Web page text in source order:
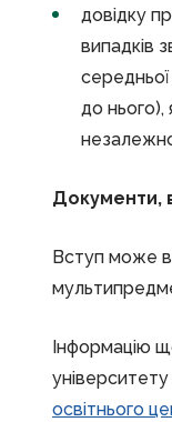
довідку
випадків
до нього),
Документи,
Вступ може
Інформацію
освітнього